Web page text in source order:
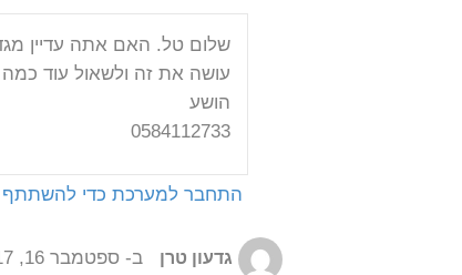
שלום טל. האם אתה עדיין
עושה את זה ולשאול עוד
הושע
0584112733
התחבר למערכת כדי להשתתף
גדעון טרן ב- ספטמבר 16, 2017 בשעה 8:10 pm